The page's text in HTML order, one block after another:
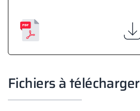
Fichiers à télécharger